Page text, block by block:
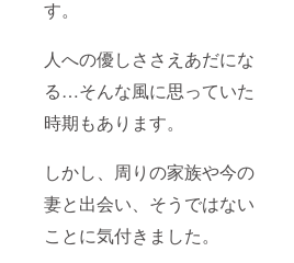
す。
人への優しささえあだにな
る…そんな風に思っていた
時期もあります。
しかし、周りの家族や今の
妻と出会い、そうではない
ことに気付きました。